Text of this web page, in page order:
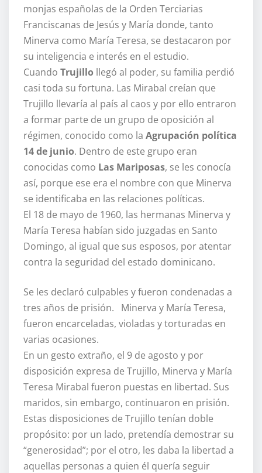
monjas españolas de la Orden Terciarias
Franciscanas de Jesús y María donde, tanto
Minerva como María Teresa, se destacaron por
su inteligencia e interés en el estudio.
Cuando Trujillo llegó al poder, su familia perdió
casi toda su fortuna. Las Mirabal creían que
Trujillo llevaría al país al caos y por ello entraron
a formar parte de un grupo de oposición al
régimen, conocido como la Agrupación política
14 de junio. Dentro de este grupo eran
conocidas como Las Mariposas, se les conocía
así, porque ese era el nombre con que Minerva
se identificaba en las relaciones políticas.
El 18 de mayo de 1960, las hermanas Minerva y
María Teresa habían sido juzgadas en Santo
Domingo, al igual que sus esposos, por atentar
contra la seguridad del estado dominicano.
Se les declaró culpables y fueron condenadas a
tres años de prisión. Minerva y María Teresa,
fueron encarceladas, violadas y torturadas en
varias ocasiones.
En un gesto extraño, el 9 de agosto y por
disposición expresa de Trujillo, Minerva y María
Teresa Mirabal fueron puestas en libertad. Sus
maridos, sin embargo, continuaron en prisión.
Estas disposiciones de Trujillo tenían doble
propósito: por un lado, pretendía demostrar su
“generosidad”; por el otro, les daba la libertad a
aquellas personas a quien él quería seguir